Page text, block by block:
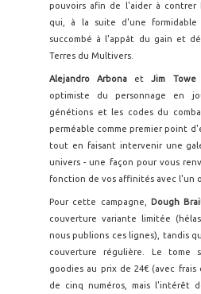
pouvoirs afin de l'aider à contrer
qui, à la suite d'une formidable
succombé à l'appât du gain et
Terres du Multivers.
Alejandro Arbona etJim Towe
optimiste du personnage en
génétions et les codes du
perméable comme premier point
tout en faisant intervenir une
univers - une façon pour vous
fonction de vos affinités avec l'un
Pour cette campagne, Dough
couverture variante limitée
nous publions ces lignes), tandis
couverture régulière. Le tome
goodies au prix de 24€ (avec
de cinq numéros, mais l'intérêt